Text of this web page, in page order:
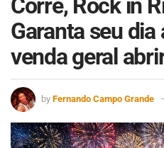
Corre, Rock in
Garanta seu dia
venda geral
by Fernando Campo Grande